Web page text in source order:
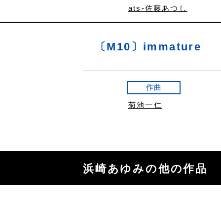
ats-佐藤あつし
〔M10〕immature
作曲
菊池一仁
浜崎あゆみの他の作品